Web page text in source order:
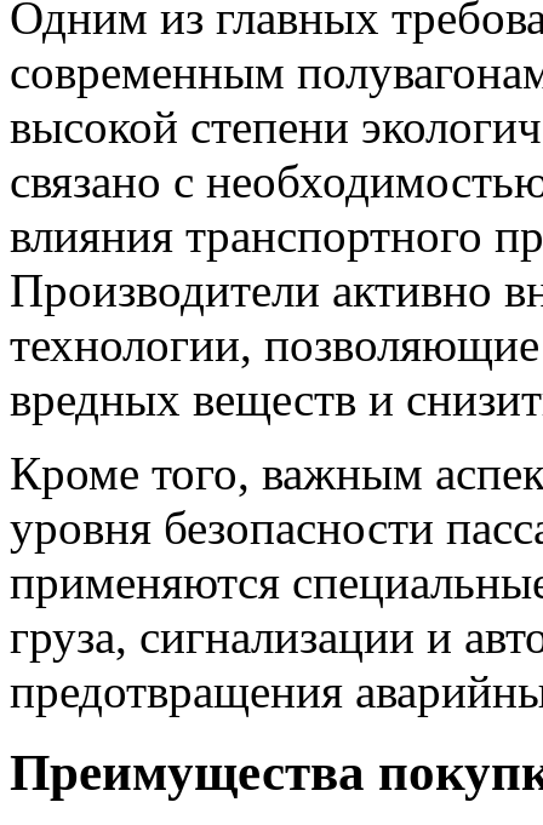
Одним из главных
современным
высокой степени
связано с
влияния транспортного
Производители активно
технологии,
вредных веществ и
Кроме того, важным
уровня безопасности
применяются
груза, сигнализации и
предотвращения
Преимущества